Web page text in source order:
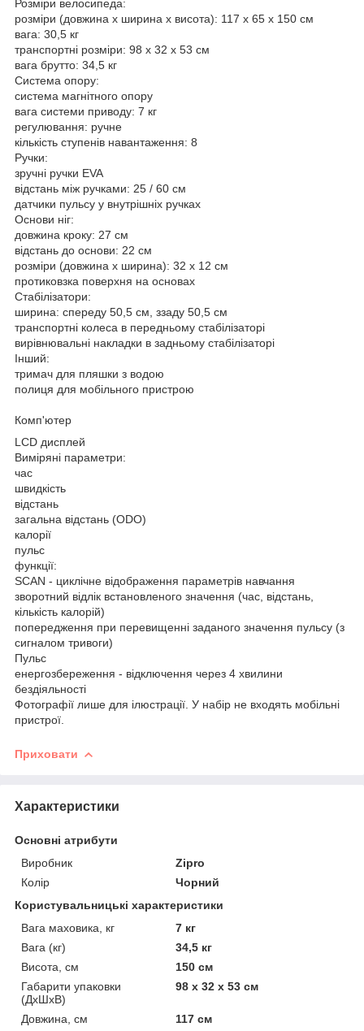
Розміри велосипеда:
розміри (довжина х ширина х висота): 117 х 65 х 150 см
вага: 30,5 кг
транспортні розміри: 98 x 32 x 53 см
вага брутто: 34,5 кг
Система опору:
система магнітного опору
вага системи приводу: 7 кг
регулювання: ручне
кількість ступенів навантаження: 8
Ручки:
зручні ручки EVA
відстань між ручками: 25 / 60 см
датчики пульсу у внутрішніх ручках
Основи ніг:
довжина кроку: 27 см
відстань до основи: 22 см
розміри (довжина х ширина): 32 х 12 см
протиковзка поверхня на основах
Стабілізатори:
ширина: спереду 50,5 см, ззаду 50,5 см
транспортні колеса в передньому стабілізаторі
вирівнювальні накладки в задньому стабілізаторі
Інший:
тримач для пляшки з водою
полиця для мобільного пристрою
Комп'ютер
LCD дисплей
Виміряні параметри:
час
швидкість
відстань
загальна відстань (ODO)
калорії
пульс
функції:
SCAN - циклічне відображення параметрів навчання
зворотний відлік встановленого значення (час, відстань,
кількість калорій)
попередження при перевищенні заданого значення пульсу (з
сигналом тривоги)
Пульс
енергозбереження - відключення через 4 хвилини
бездіяльності
Фотографії лише для ілюстрації. У набір не входять мобільні
пристрої.
Приховати
Характеристики
Основні атрибути
Виробник
Zipro
Колір
Чорний
Користувальницькі характеристики
Вага маховика, кг
7 кг
Вага (кг)
34,5 кг
Висота, см
150 см
Габарити упаковки
(ДхШхВ)
98 x 32 x 53 см
Довжина, см
117 см